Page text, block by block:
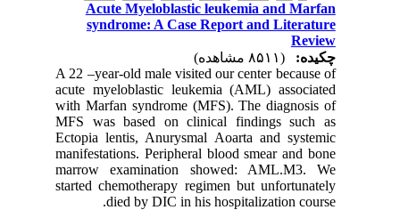
Acute Myeloblastic leukemia and Marfan
syndrome: A Case Report and Literature
Review
چکیده:
A 22 –year-old male visited our center because of
acute myeloblastic leukemia (AML) associated
with Marfan syndrome (MFS). The diagnosis of
MFS was based on clinical findings such as
Ectopia lentis, Anurysmal Aoarta and systemic
manifestations. Peripheral blood smear and bone
marrow examination showed: AML.M3. We
started chemotherapy regimen but unfortunately
died by DIC in his hospitalization course.